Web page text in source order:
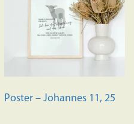
Poster – Johannes 11, 25